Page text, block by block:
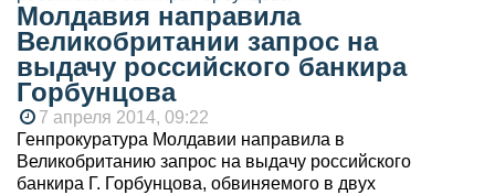
Молдавия направила
Великобритании запрос на
выдачу российского банкира
Горбунцова
7 апреля 2014, 09:22
Генпрокуратура Молдавии направила в
Великобританию запрос на выдачу российского
банкира Г. Горбунцова, обвиняемого в двух